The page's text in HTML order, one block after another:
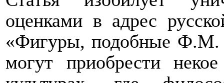
оценками в адрес
«Фигуры, подобные Ф.М.
могут приобрести